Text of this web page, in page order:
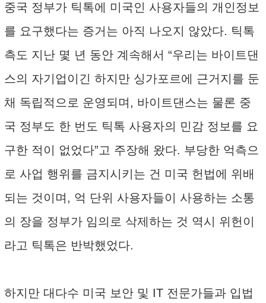
중국 정부가 틱톡에 미국인 사용자들의 개인정보
를 요구했다는 증거는 아직 나오지 않았다. 틱톡
측도 지난 몇 년 동안 계속해서 “우리는 바이트댄
스의 자기업이긴 하지만 싱가포르에 근거지를 둔
채 독립적으로 운영되며, 바이트댄스는 물론 중
국 정부도 한 번도 틱톡 사용자의 민감 정보를 요
구한 적이 없었다”고 주장해 왔다. 부당한 억측으
로 사업 행위를 금지시키는 건 미국 헌법에 위배
되는 것이며, 억 단위 사용자들이 사용하는 소통
의 장을 정부가 임의로 삭제하는 것 역시 위헌이
라고 틱톡은 반박했었다.
하지만 대다수 미국 보안 및 IT 전문가들과 입법